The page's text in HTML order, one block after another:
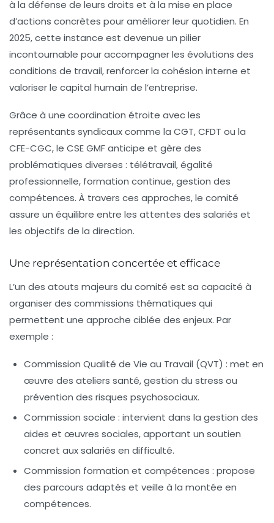
à la défense de leurs droits et à la mise en place
d’actions concrètes pour améliorer leur quotidien. En
2025, cette instance est devenue un pilier
incontournable pour accompagner les évolutions des
conditions de travail, renforcer la cohésion interne et
valoriser le capital humain de l’entreprise.
Grâce à une coordination étroite avec les
représentants syndicaux comme la CGT, CFDT ou la
CFE-CGC, le CSE GMF anticipe et gère des
problématiques diverses : télétravail, égalité
professionnelle, formation continue, gestion des
compétences. À travers ces approches, le comité
assure un équilibre entre les attentes des salariés et
les objectifs de la direction.
Une représentation concertée et efficace
L’un des atouts majeurs du comité est sa capacité à
organiser des commissions thématiques qui
permettent une approche ciblée des enjeux. Par
exemple :
Commission Qualité de Vie au Travail (QVT) : met en
œuvre des ateliers santé, gestion du stress ou
prévention des risques psychosociaux.
Commission sociale : intervient dans la gestion des
aides et œuvres sociales, apportant un soutien
concret aux salariés en difficulté.
Commission formation et compétences : propose
des parcours adaptés et veille à la montée en
compétences.